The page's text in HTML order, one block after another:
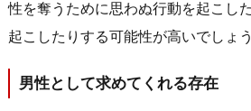
性を奪うために思わぬ行動を起こし
起こしたりする可能性が高いでしょう
男性として求めてくれる存在